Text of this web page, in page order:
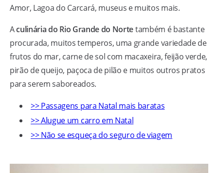
Amor, Lagoa do Carcará, museus e muitos mais.
Aculinária do Rio Grande do Nortetambém é bastante
procurada, muitos temperos, uma grande variedade de
frutos do mar, carne de sol com macaxeira, feijão verde,
pirão de queijo, paçoca de pilão e muitos outros pratos
para serem saboreados.
>> Passagens para Natal mais baratas
>> Alugue um carro em Natal
>> Não se esqueça do seguro de viagem